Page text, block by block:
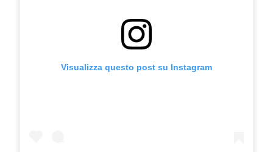
Visualizza questo post su Instagram
COSMOPROF WORLDWIDE BOLOGNA
Cosmprof Worldwide Bologna
presenta THE BEAUTY &
WELLNESS CONGRESS 2022: I